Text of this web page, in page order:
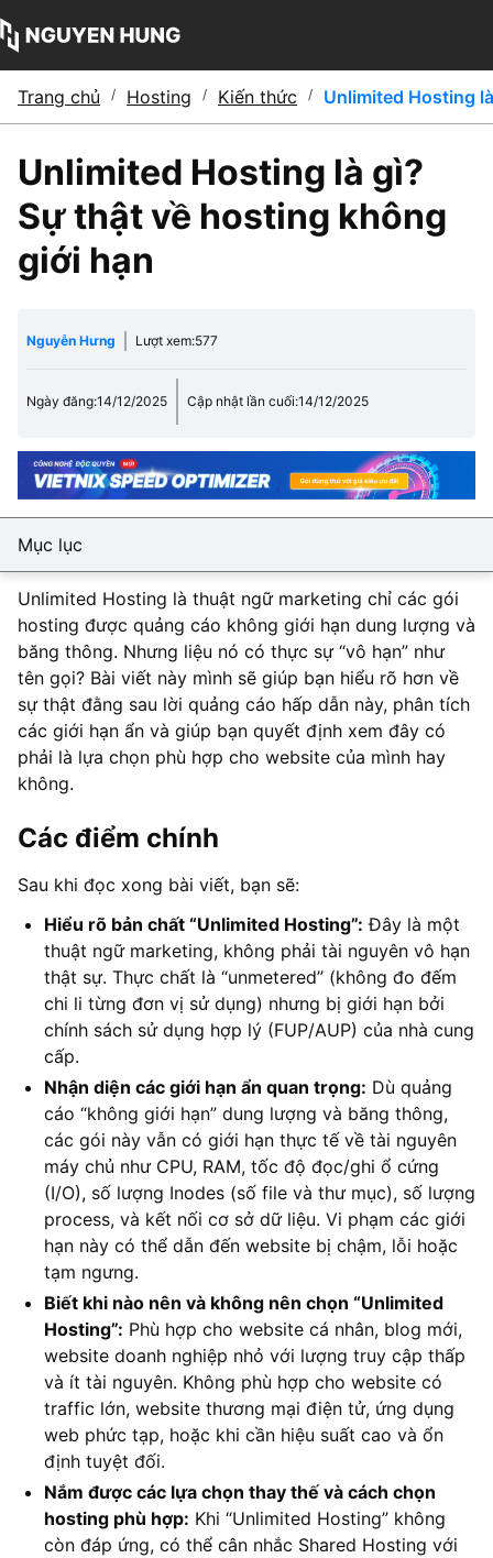
Trang chủ / Hosting / Kiến thức / Unlimited Hosting
Unlimited Hosting là gì?
Sự thật về hosting không
giới hạn
Nguyễn Hưng Lượt xem:577
Ngày đăng:14/12/2025 Cập nhật lần cuối:14/12/2025
Mục lục
Unlimited Hosting là thuật ngữ marketing chỉ các gói
hosting được quảng cáo không giới hạn dung lượng và
băng thông. Nhưng liệu nó có thực sự “vô hạn” như
tên gọi? Bài viết này mình sẽ giúp bạn hiểu rõ hơn về
sự thật đằng sau lời quảng cáo hấp dẫn này, phân tích
các giới hạn ẩn và giúp bạn quyết định xem đây có
phải là lựa chọn phù hợp cho website của mình hay
không.
Các điểm chính
Sau khi đọc xong bài viết, bạn sẽ:
Hiểu rõ bản chất “Unlimited Hosting”: Đây là một
thuật ngữ marketing, không phải tài nguyên vô hạn
thật sự. Thực chất là “unmetered” (không đo đếm
chi li từng đơn vị sử dụng) nhưng bị giới hạn bởi
chính sách sử dụng hợp lý (FUP/AUP) của nhà cung
cấp.
Nhận diện các giới hạn ẩn quan trọng: Dù quảng
cáo “không giới hạn” dung lượng và băng thông,
các gói này vẫn có giới hạn thực tế về tài nguyên
máy chủ như CPU, RAM, tốc độ đọc/ghi ổ cứng
(I/O), số lượng Inodes (số file và thư mục), số lượng
process, và kết nối cơ sở dữ liệu. Vi phạm các giới
hạn này có thể dẫn đến website bị chậm, lỗi hoặc
tạm ngưng.
Biết khi nào nên và không nên chọn “Unlimited
Hosting”: Phù hợp cho website cá nhân, blog mới,
website doanh nghiệp nhỏ với lượng truy cập thấp
và ít tài nguyên. Không phù hợp cho website có
traffic lớn, website thương mại điện tử, ứng dụng
web phức tạp, hoặc khi cần hiệu suất cao và ổn
định tuyệt đối.
Nắm được các lựa chọn thay thế và cách chọn
hosting phù hợp: Khi “Unlimited Hosting” không
còn đáp ứng, có thể cân nhắc Shared Hosting với